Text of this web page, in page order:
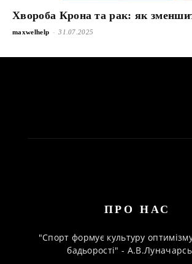
Хвороба Крона та рак: як
maxwelhelp - 31.07.2025
ПРО НАС
"Спорт формує культуру
бадьорості" -